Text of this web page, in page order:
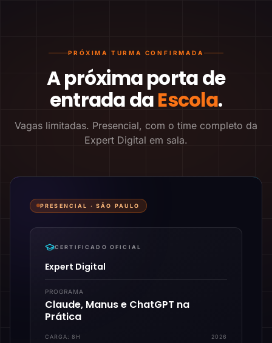
PRÓXIMA TURMA CONFIRMADA
A próxima porta de
entrada daEscola.
Vagas limitadas. Presencial, com o time completo da
Expert Digital em sala.
PRESENCIAL ·SÃO PAULO
CERTIFICADO OFICIAL
Expert Digital
PROGRAMA
Claude, Manus e ChatGPT na
Prática
CARGA:8H 2026